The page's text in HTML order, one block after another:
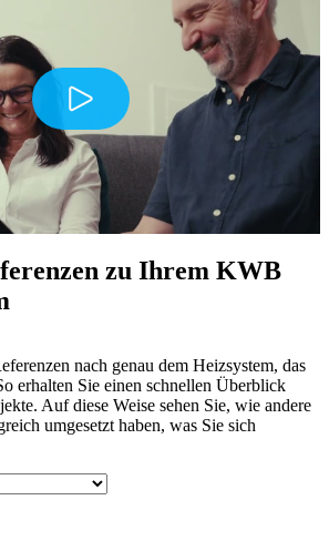
zu Ihrem KWB
nach genau dem Heizsystem, das
erhalten Sie einen schnellen Überblick
Auf diese Weise sehen Sie, wie andere
umgesetzt haben, was Sie sich